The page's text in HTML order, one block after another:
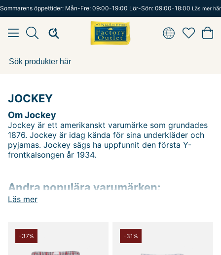
Sommarens öppettider: Mån-Fre: 09:00-19:00 Lör-Sön: 09:00-18:00 Läs mer här
JOCKEY
Läs mer
Om Jockey
Jockey är ett amerikanskt varumärke som grundades
1876. Jockey är idag kända för sina underkläder och
pyjamas. Jockey sägs ha uppfunnit den första Y-
frontkalsongen år 1934.
Andra populära varumärken:
Björn Borg
Replay
Oscar Jacobson
-37% -31%